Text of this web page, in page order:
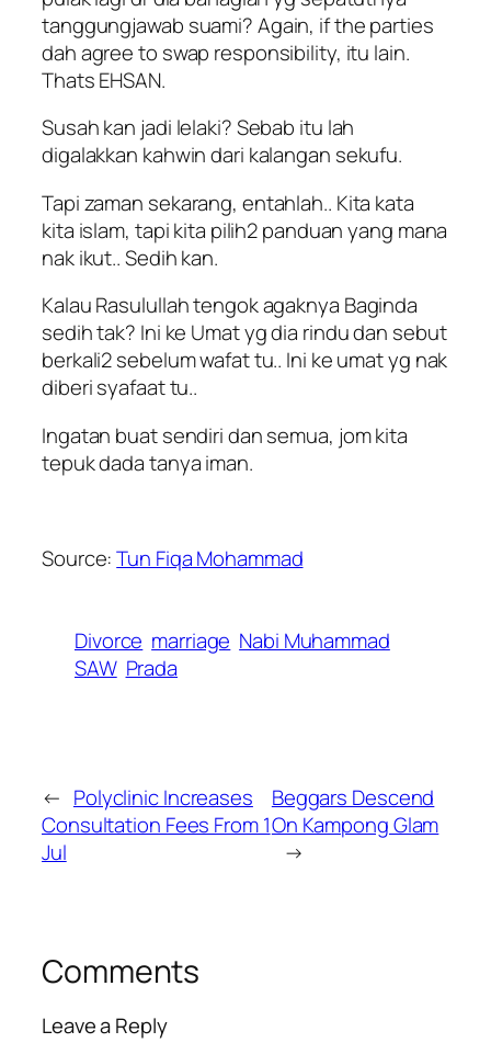
tanggungjawab suami? Again, if the parties
dah agree to swap responsibility, itu lain.
Thats EHSAN.
Susah kan jadi lelaki? Sebab itu lah
digalakkan kahwin dari kalangan sekufu.
Tapi zaman sekarang, entahlah.. Kita kata
kita islam, tapi kita pilih2 panduan yang mana
nak ikut.. Sedih kan.
Kalau Rasulullah tengok agaknya Baginda
sedih tak? Ini ke Umat yg dia rindu dan sebut
berkali2 sebelum wafat tu.. Ini ke umat yg nak
diberi syafaat tu..
Ingatan buat sendiri dan semua, jom kita
tepuk dada tanya iman.
Source:Tun Fiqa Mohammad
Divorce marriage Nabi Muhammad
SAW Prada
← Polyclinic Increases
Consultation Fees From 1
Jul
Beggars Descend
On Kampong Glam
→
Comments
Leave a Reply